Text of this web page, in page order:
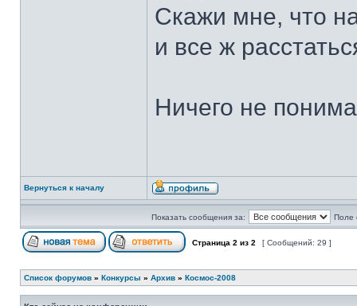
Скажи мне, что
и все ж
Ничего не
Вернуться к началу
Показать сообщения за: Поле
Страница 2 из 2 [ Сообщений: 29 ]
Список форумов » Конкурсы » Архив » Космос-2008